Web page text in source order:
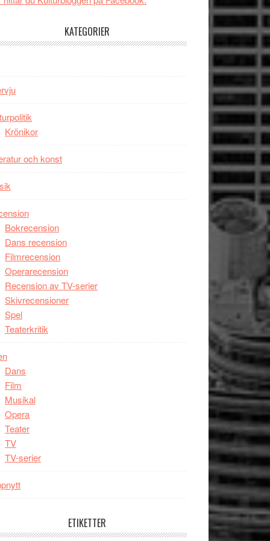
tv4
kan
KATEGORIER
Krönikor
och konst
Bokrecension
Dans recension
Filmrecension
Operarecension
Recension av TV-serier
Skivrecensioner
Spel
Teaterkritik
Dans
Film
Musikal
Opera
Teater
TV
TV-serier
ETIKETTER